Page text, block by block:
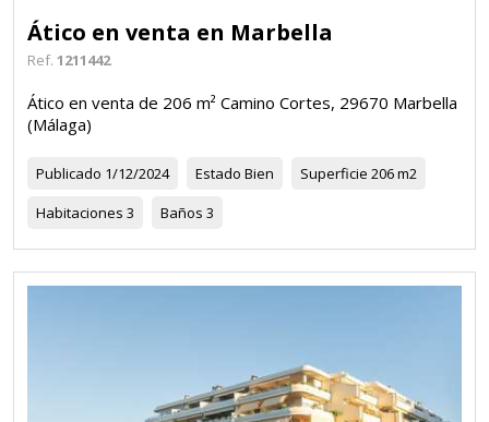
Ático en venta en Marbella
Ref. 1211442
Ático en venta de 206 m² Camino Cortes, 29670 Marbella
(Málaga)
Publicado 1/12/2024 Estado Bien Superficie 206 m2
Habitaciones 3 Baños 3